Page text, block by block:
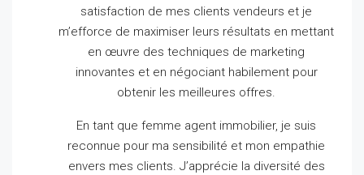
satisfaction de mes clients vendeurs et je
m’efforce de maximiser leurs résultats en mettant
en œuvre des techniques de marketing
innovantes et en négociant habilement pour
obtenir les meilleures offres.
En tant que femme agent immobilier, je suis
reconnue pour ma sensibilité et mon empathie
envers mes clients. J’apprécie la diversité des